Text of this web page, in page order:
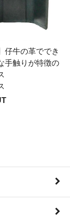
仔牛の革ででき
手触りが特徴の